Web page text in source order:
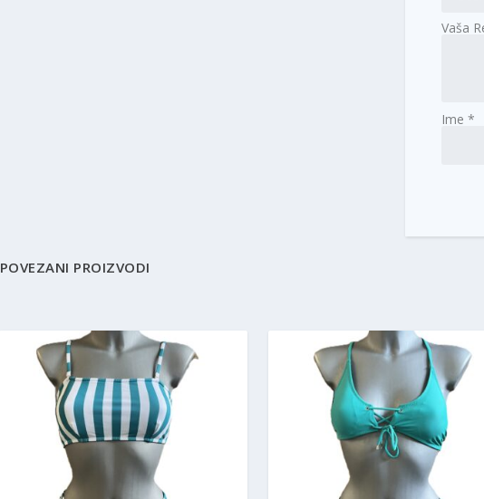
Vaša
Ime*
POVEZANI PROIZVODI